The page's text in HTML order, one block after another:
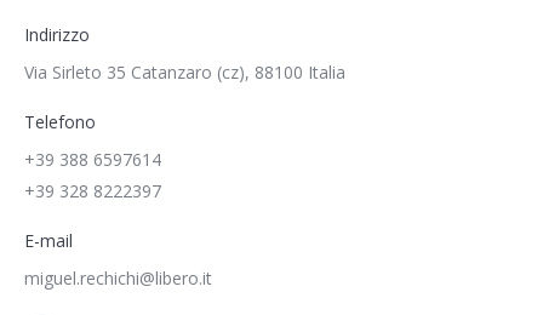
Indirizzo
Via Sirleto 35 Catanzaro (cz), 88100 Italia
Telefono
+39 388 6597614
+39 328 8222397
E-mail
miguel.rechichi@libero.it